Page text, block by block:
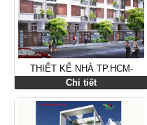
THIẾT KẾ NHÀ TP.HCM-
THIẾT KẾ NHÀ LAN XÃ BÌNH
HƯNG-HUYỆN BÌNH CHÁNH
Chi tiết